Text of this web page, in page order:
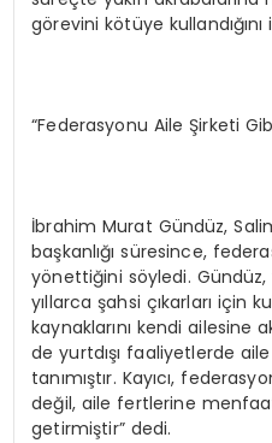
görevini kötüye
“Federasyonu Aile Şirketi
İbrahim Murat Gündüz,
başkanlığı süresince,
yönettiğini söyledi. Gündüz,
yıllarca şahsi çıkarları için
kaynaklarını kendi ailesine
de yurtdışı faaliyetlerde
tanımıştır. Kayıcı,
değil, aile fertlerine
getirmiştir” dedi.